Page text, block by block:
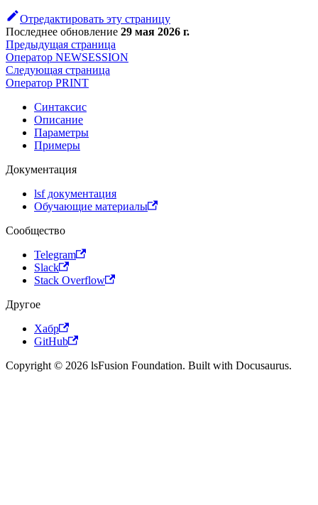
Отредактировать эту страницу
Последнее обновление 29 мая 2026 г.
Предыдущая страница
Оператор NEWSESSION
Следующая страница
Оператор PRINT
Синтаксис
Описание
Параметры
Примеры
Документация
lsf документация
Обучающие материалы
Сообщество
Telegram
Slack
Stack Overflow
Другое
Хабр
GitHub
Copyright © 2026 lsFusion Foundation. Built with Docusaurus.